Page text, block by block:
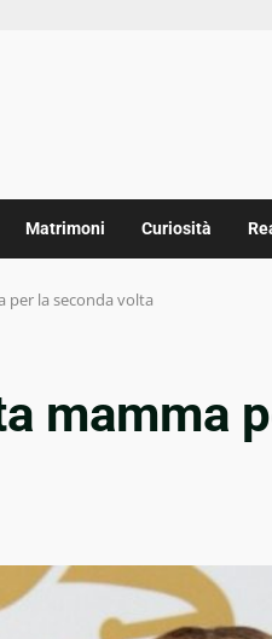
Matrimoni Curiosità
per la seconda volta
mamma